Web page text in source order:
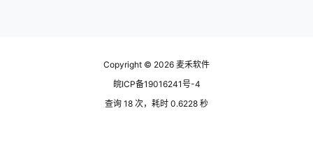
Copyright © 2026 麦禾软件
皖ICP备19016241号-4
查询 18 次，耗时 0.6228 秒